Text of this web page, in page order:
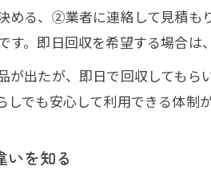
める、②業者に連絡して見積
。即日回収を希望する場合は
出たが、即日で回収しても
でも安心して利用できる体制
いを知る